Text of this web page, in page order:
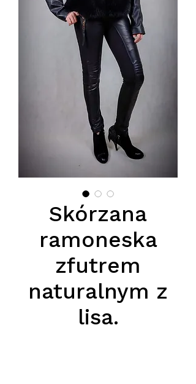
Skórzana
ramoneska
zfutrem
naturalnym z
lisa.